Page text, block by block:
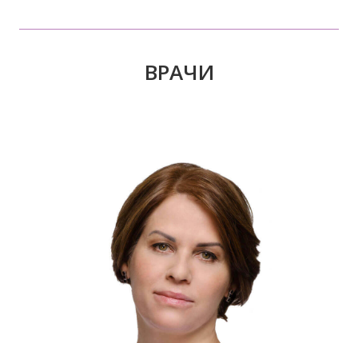
ВРАЧИ